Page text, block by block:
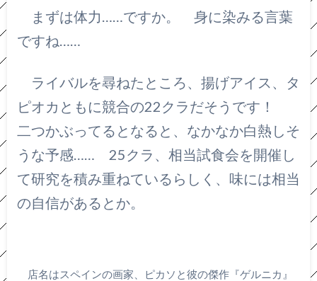
まずは体力……ですか。 身に染みる言葉
ですね……
ライバルを尋ねたところ、揚げアイス、タ
ピオカともに競合の22クラだそうです！
二つかぶってるとなると、なかなか白熱しそ
うな予感…… 25クラ、相当試食会を開催し
て研究を積み重ねているらしく、味には相当
の自信があるとか。
店名はスペインの画家、ピカソと彼の傑作『ゲルニカ』